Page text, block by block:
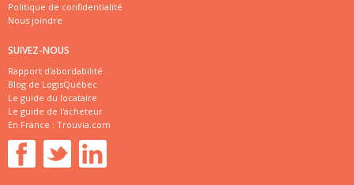
Politique de confidentialité
Nous joindre
SUIVEZ-NOUS
Rapport d'abordabilité
Blog de LogisQuébec
Le guide du locataire
Le guide de l'acheteur
En France : Trouvia.com